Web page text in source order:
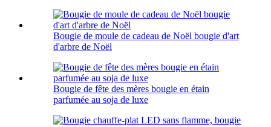
Bougie de moule de cadeau de Noël bougie d'art
d'arbre de Noël
Bougie de fête des mères bougie en étain
parfumée au soja de luxe